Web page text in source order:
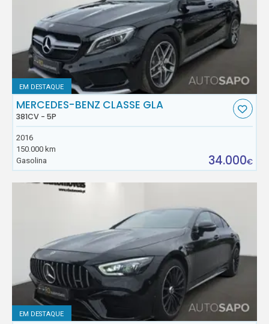
EM DESTAQUE
MERCEDES-BENZ CLASSE GLA
381CV - 5P
2016
150.000 km
Gasolina
34.000€
EM DESTAQUE